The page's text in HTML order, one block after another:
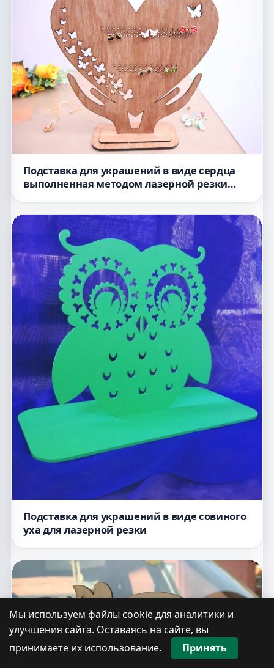
Подставка для украшений в виде сердца
выполненная методом лазерной резки
Подставка для украшений в виде совиного
уха для лазерной резки
Мы используем файлы cookie для аналитики и
улучшения сайта. Оставаясь на сайте, вы
принимаете их использование.
Принять